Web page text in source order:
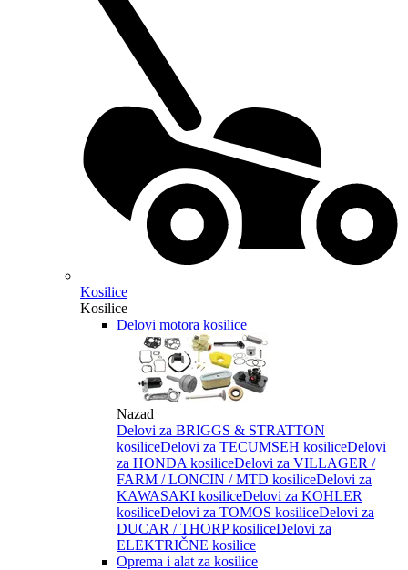
Kosilice
Kosilice
Delovi motora kosilice
Nazad
Delovi za BRIGGS & STRATTON
kosiliceDelovi za TECUMSEH kosiliceDelovi
za HONDA kosiliceDelovi za VILLAGER /
FARM / LONCIN / MTD kosiliceDelovi za
KAWASAKI kosiliceDelovi za KOHLER
kosiliceDelovi za TOMOS kosiliceDelovi za
DUCAR / THORP kosiliceDelovi za
ELEKTRIČNE kosilice
Oprema i alat za kosilice